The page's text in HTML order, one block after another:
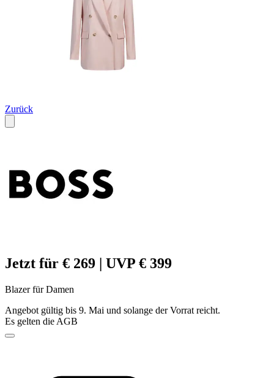
Zurück
Jetzt für € 269 | UVP € 399
Blazer für Damen
Angebot gültig bis 9. Mai und solange der Vorrat reicht.
Es gelten die AGB